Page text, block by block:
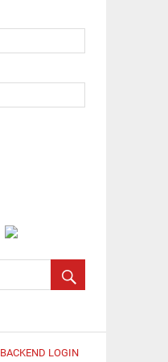
BACKEND LOGIN